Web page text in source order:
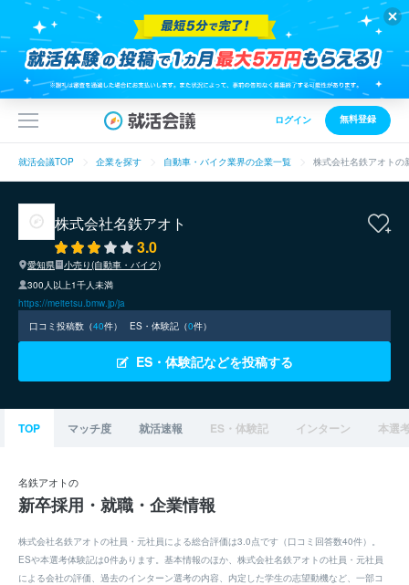
ログイン 無料登録
就活会議TOP 企業を探す 自動車・バイク業界の企業一覧 株式会社名鉄アオトの
株式会社名鉄アオト
3.0
愛知県
小売り(自動車・バイク)
300人以上1千人未満
https://meitetsu.bmw.jp/ja
口コミ投稿数（40件） ES・体験記（0件）
ES・体験記などを投稿する
TOP マッチ度 就活速報 ES・体験記 インターン 本選
名鉄アオトの
新卒採用・就職・企業情報
株式会社名鉄アオトの社員・元社員による総合評価は3.0点です（口コミ回答数40件）。
ESや本選考体験記は0件あります。基本情報のほか、株式会社名鉄アオトの社員・元社員
による会社の評価、過去のインターン選考の内容、内定した学生の志望動機など、一部コ